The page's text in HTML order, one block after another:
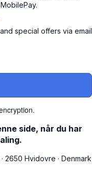
special offers via email
side, når du har
· 2650 Hvidovre · Denmark